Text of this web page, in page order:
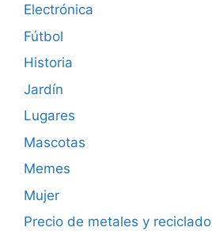
Electrónica
Fútbol
Historia
Jardín
Lugares
Mascotas
Memes
Mujer
Precio de metales y